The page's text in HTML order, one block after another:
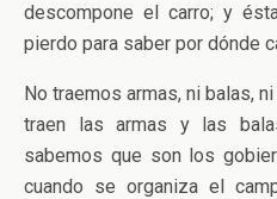
descompone el carro; y
pierdo para saber por dónde
No traemos armas, ni balas,
traen las armas y las
sabemos que son los
cuando se organiza el